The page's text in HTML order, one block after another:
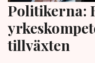
Politikerna:
tillväxten